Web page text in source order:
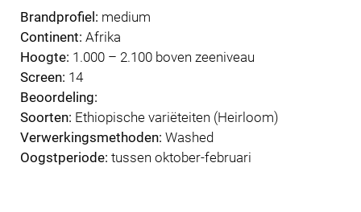
Brandprofiel: medium
Continent: Afrika
Hoogte: 1.000 – 2.100 boven zeeniveau
Screen: 14
Beoordeling:
Soorten: Ethiopische variëteiten (Heirloom)
Verwerkingsmethoden: Washed
Oogstperiode: tussen oktober-februari